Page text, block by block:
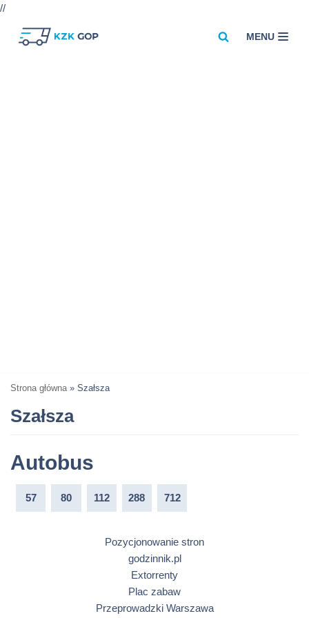
//
MENU
Strona główna » Szałsza
Szałsza
Autobus
57 80 112 288 712
Pozycjonowanie stron
godzinnik.pl
Extorrenty
Plac zabaw
Przeprowadzki Warszawa